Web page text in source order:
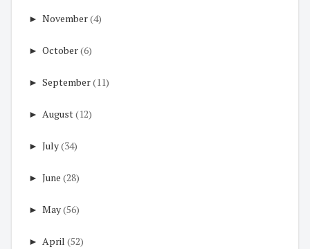
► November(4)
► October(6)
► September(11)
► August(12)
► July(34)
► June (28)
► May(56)
► April (52)